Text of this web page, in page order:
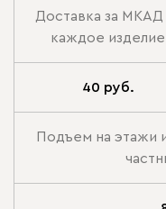
Доставка за МКАД
каждое изделие
40 руб.
Подъем на этажи